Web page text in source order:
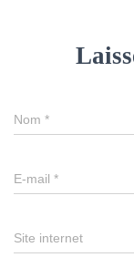
Nom *
E-mail *
Site internet